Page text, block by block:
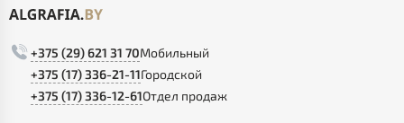
+375 (29) 621 31 70Мобильный
+375 (17) 336-21-11Городской
+375 (17) 336-12-61Отдел продаж